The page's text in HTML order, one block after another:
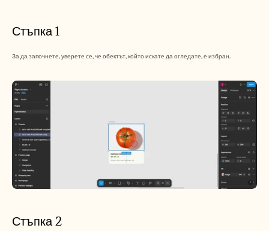
Стъпка 1
За да започнете, уверете се, че обектът, който искате да огледате, е избран.
Стъпка 2